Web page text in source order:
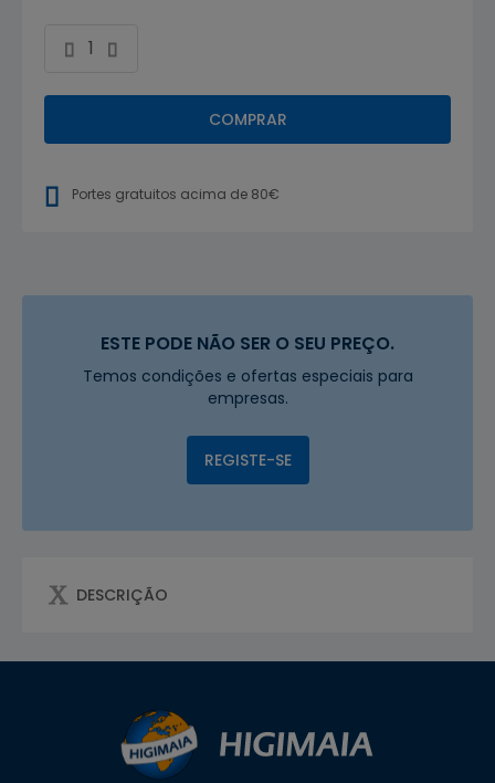
COMPRAR
Portes gratuitos acima de 80€
ESTE PODE NÃO SER O SEU PREÇO.
Temos condições e ofertas especiais para
empresas.
REGISTE-SE
DESCRIÇÃO